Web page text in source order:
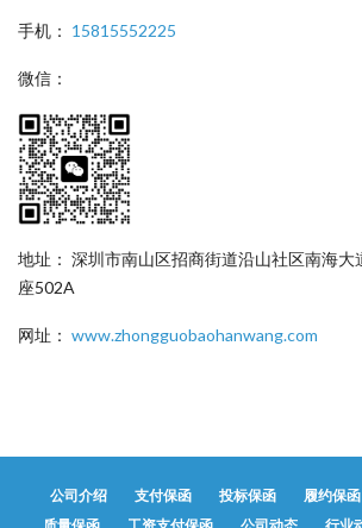
手机： 15815552225
微信：
地址： 深圳市南山区招商街道沿山社区南海大
座502A
网址： www.zhongguobaohanwang.com
公司介绍 支付保函 投标保函 履约保函